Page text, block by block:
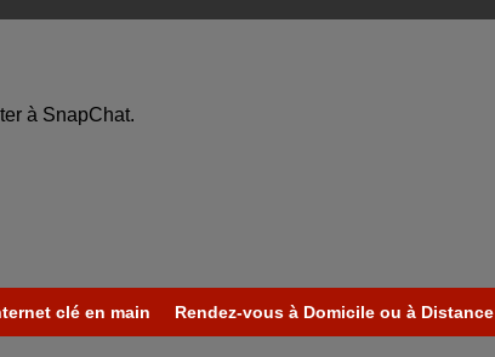
à SnapChat.
clé en main Rendez-vous à Domicile ou à Distance